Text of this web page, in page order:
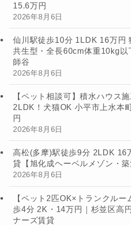
15.6万円
2026年8月6日
仙川駅徒歩10分 1LDK 16万円
共生型・全長60cm体重10kg以
師谷
2026年8月6日
【ペット相談可】積水ハウス
2LDK！犬猫OK 小平市上水本
円
2026年8月6日
高松(多摩)駅徒歩9分 2LDK 16
貸【旭化成ヘーベルメゾン・
2026年8月6日
【ペット2匹OK×トランクル
歩4分 2K・14万円｜杉並区高
ナーズ賃貸